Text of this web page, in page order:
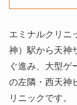
エミナルクリニ
神）駅から天神
ぐ進み、大型ゲ
の左隣・西天神
リニックです。